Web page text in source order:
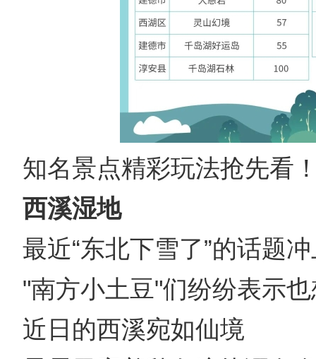
知名景点精彩玩法抢先看
西溪湿地
最近“东北下雪了”的话题
"南方小土豆"们纷纷表示
近日的西溪宛如仙境